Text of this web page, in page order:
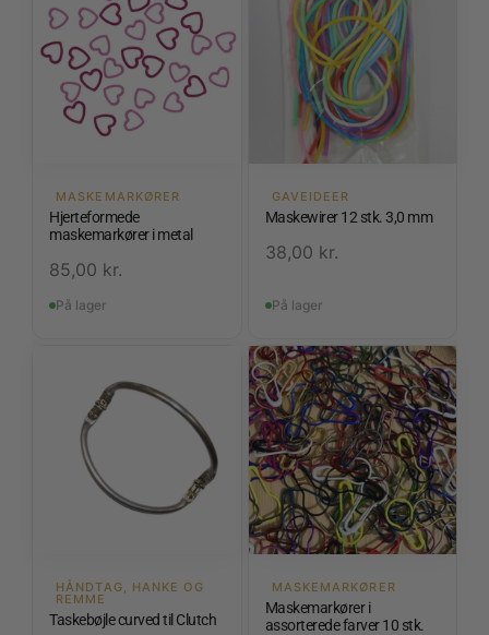
MASKEMARKØRER
Hjerteformede
maskemarkører i metal
85,00 kr.
På lager
GAVEIDEER
Maskewirer 12 stk. 3,0 mm
38,00 kr.
På lager
HÅNDTAG, HANKE OG
REMME
Taskebøjle curved til Clutch
MASKEMARKØRER
Maskemarkører i
assorterede farver 10 stk.